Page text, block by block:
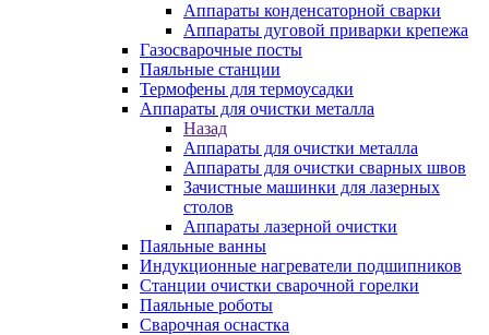
Аппараты конденсаторной сварки
Аппараты дуговой приварки крепежа
Газосварочные посты
Паяльные станции
Термофены для термоусадки
Аппараты для очистки металла
Назад
Аппараты для очистки металла
Аппараты для очистки сварных швов
Зачистные машинки для лазерных
столов
Аппараты лазерной очистки
Паяльные ванны
Индукционные нагреватели подшипников
Станции очистки сварочной горелки
Паяльные роботы
Сварочная оснастка